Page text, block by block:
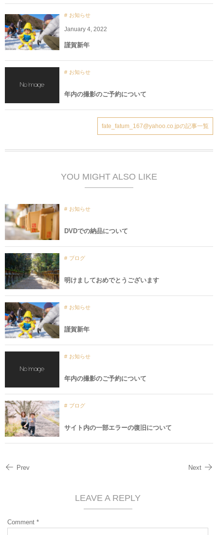
お知らせ
January 4, 2022
謹賀新年
お知らせ
年内の撮影のご予約について
fate_fatum_167@yahoo.co.jpの記事一覧
YOU MIGHT ALSO LIKE
お知らせ
DVDでの納品について
ブログ
明けましておめでとうございます
お知らせ
謹賀新年
お知らせ
年内の撮影のご予約について
ブログ
サイト内の一部エラーの復旧について
Prev Next
LEAVE A REPLY
Comment *